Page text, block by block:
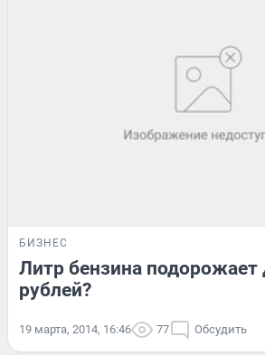
БИЗНЕС
Литр бензина подорожает
рублей?
19 марта, 2014, 16:46 77 Обсудить